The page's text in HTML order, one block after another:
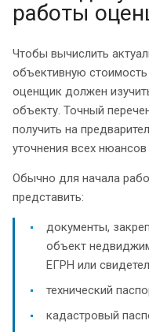
работы
Чтобы вычислить
объективную
оценщик должен
объекту. Точный
получить на
уточнения всех
Обычно для начала
представить:
документы,
объект
ЕГРН или
технический
кадастровый